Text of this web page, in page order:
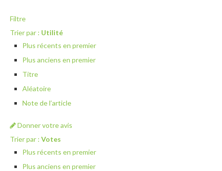
Filtre
Trier par : Utilité
Plus récents en premier
Plus anciens en premier
Titre
Aléatoire
Note de l’article
Donner votre avis
Trier par : Votes
Plus récents en premier
Plus anciens en premier